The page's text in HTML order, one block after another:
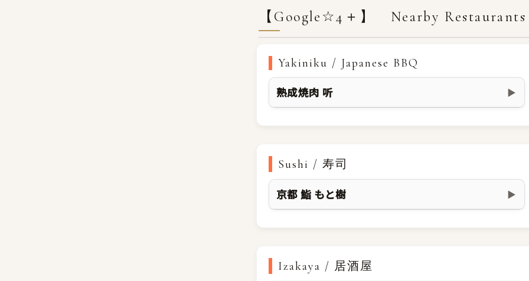
【Google☆4＋】 Nearby Restaurants
Yakiniku / Japanese BBQ
熟成焼肉 听 ▶
Sushi / 寿司
京都 鮨 もと樹 ▶
Izakaya / 居酒屋